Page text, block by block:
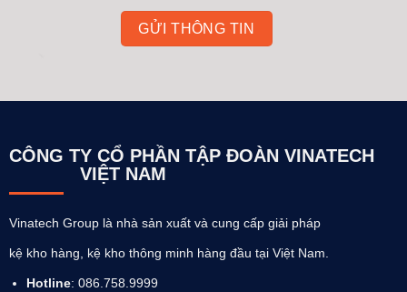
CÔNG TY CỔ PHẦN TẬP ĐOÀN VINATECH
VIỆT NAM
Vinatech Group là nhà sản xuất và cung cấp giải pháp
kệ kho hàng, kệ kho thông minh hàng đầu tại Việt Nam.
Hotline: 086.758.9999